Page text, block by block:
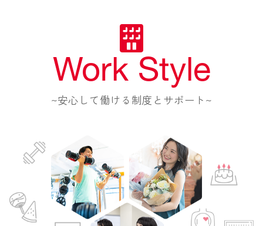
Work Style
~安心して働ける制度とサポート~